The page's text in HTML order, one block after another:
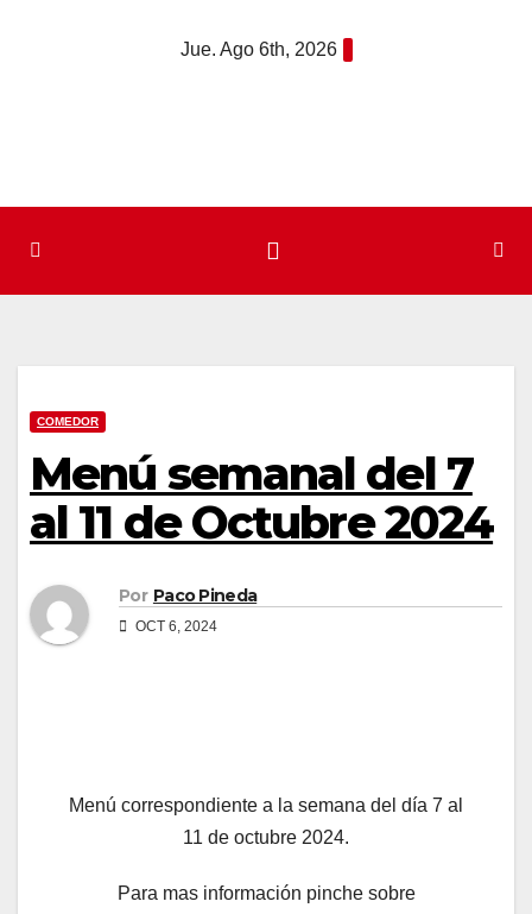
Jue. Ago 6th, 2026
COMEDOR
Menú semanal del 7
al 11 de Octubre 2024
Por Paco Pineda
OCT 6, 2024
Menú correspondiente a la semana del día 7 al
11 de octubre 2024.
Para mas información pinche sobre